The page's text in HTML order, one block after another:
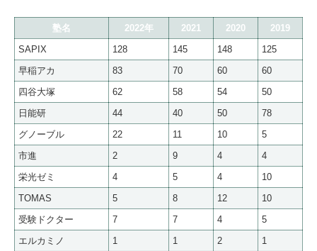
塾名 2022年 2021 2020
2019
SAPIX
128 145 148
125
早稲アカ
83 70 60
60
四谷大塚
62 58 54
50
日能研
44 40 50
78
グノーブル
22 11 10
5
市進
2 9 4
4
栄光ゼミ
4 5 4
10
TOMAS
5 8 12
10
受験ドクター
7 7 4
5
エルカミノ
1 1 2
1